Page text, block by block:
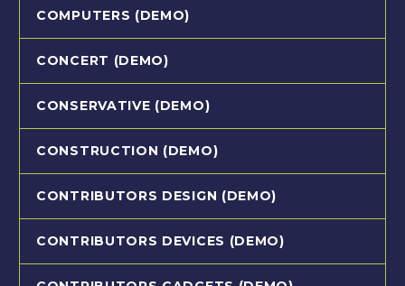
COMPUTERS (DEMO)
CONCERT (DEMO)
CONSERVATIVE (DEMO)
CONSTRUCTION (DEMO)
CONTRIBUTORS DESIGN (DEMO)
CONTRIBUTORS DEVICES (DEMO)